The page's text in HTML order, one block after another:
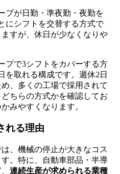
プが日勤・準夜勤・夜勤を
にシフトを交替する方式で
すが、休日が少なくなりや
プで3シフトをカバーする方
を取れる構成です。週休2日
、多くの工場で採用されて
ちらの方式かを確認してお
みやすくなります。
れる理由
、機械の停止が大きなコス
。特に、自動車部品・半導
連続生産が求められる業種